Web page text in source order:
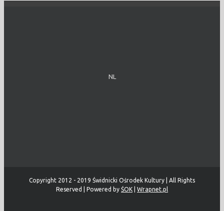
NL
Copyright 2012 - 2019 Świdnicki Ośrodek Kultury | All Rights
Reserved | Powered by ŚOK Wrapnet.pl